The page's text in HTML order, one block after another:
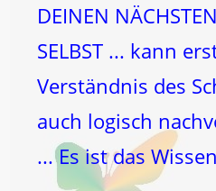
DEINEN
SELBST ... kann
Verständnis des
auch logisch
... Es ist das